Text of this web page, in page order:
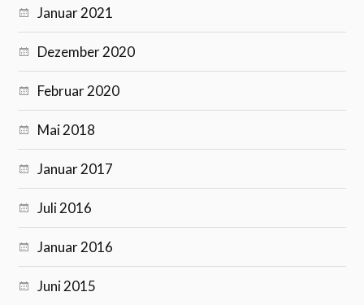
Januar 2021
Dezember 2020
Februar 2020
Mai 2018
Januar 2017
Juli 2016
Januar 2016
Juni 2015